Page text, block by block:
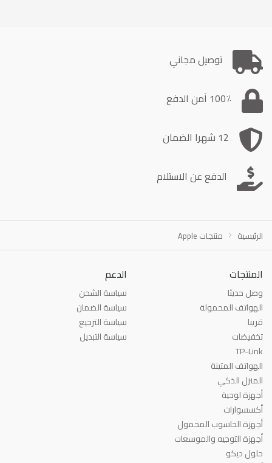
توصيل مجاني
100٪ آمن الدفع
12 شهرا الضمان
الدفع عن الاستلام
الرئيسية منتجات Apple
المنتجات
وصل حديثا
الهواتف المحمولة
قريبا
تخفيضات
TP-Link
الهواتف المتينة
المنزل الذكي
أجهزة لوحية
أكسسوارات
أجهزة الحاسوب المحمول
أجهزة التوجيه والموسعات
حلول ديكو
الدعم
سياسة الشحن
سياسة الضمان
سياسة الترجيع
سياسة التبديل